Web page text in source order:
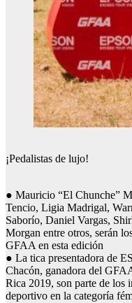
¡Pedalistas de lujo!
● Mauricio “El Chunche”
Tencio, Ligia Madrigal,
Saborío, Daniel Vargas,
Morgan entre otros, serán
GFAA en esta edición
● La tica presentadora de
Chacón, ganadora del
Rica 2019, son parte de los
deportivo en la categoría